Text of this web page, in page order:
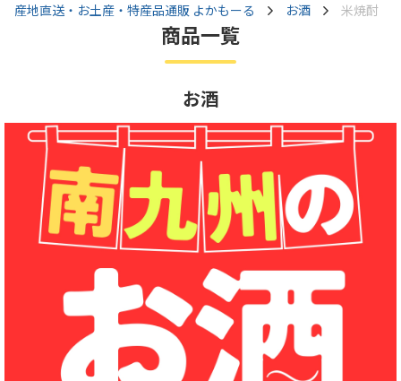
産地直送・お土産・特産品通販 よかもーる お酒 米焼酎
商品一覧
お酒